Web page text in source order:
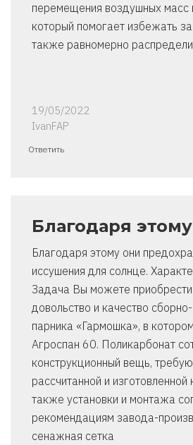
перемещения воздушных масс
который помогает избежать
также равномерно
19/05/2022
IvanFAP
Ответить
Благодаря
Благодаря этому они
иссушения для солнце.
Задача Вы можете приобрести
довольство и качество
парника «Гармошка», в
Агроспан 60. Поликарбонат
конструкционный вещь,
рассчитанной и изготовленной
также установки и монтажа
рекомендациям завода-
сенажная сетка